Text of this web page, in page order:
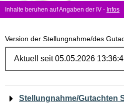
Inhalte beruhen auf Angaben der IV - Infos
Version der Stellungnahme/des
Navigation
Stellungnahme/Gutachten